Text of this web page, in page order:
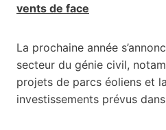
vents de face
La prochaine année
secteur du génie civil,
projets de parcs éoliens et
investissements prévus